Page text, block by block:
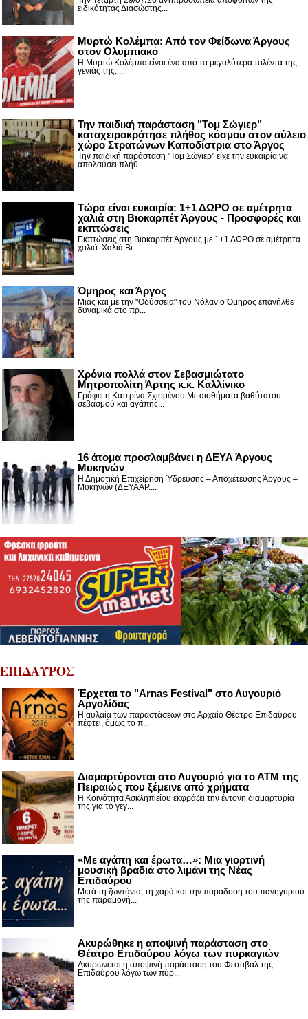
ειδικότητας Διασώστης...
Μυρτώ Κολέμπα: Από τον Φείδωνα Άργους
στον Ολυμπιακό
Η Μυρτώ Κολέμπα είναι ένα από τα μεγαλύτερα ταλέντα της
γενιάς της. ...
Την παιδική παράσταση "Τομ Σώγιερ"
καταχειροκρότησε πλήθος κόσμου στον αύλειο
χώρο Στρατώνων Καποδίστρια στο Άργος
Την παιδική παράσταση "Τομ Σώγιερ" είχε την ευκαιρία να
απολαύσει πλήθ...
Τώρα είναι ευκαιρία: 1+1 ΔΩΡΟ σε αμέτρητα
χαλιά στη Βιοκαρπέτ Άργους - Προσφορές και
εκπτώσεις
Εκπτώσεις στη Βιοκαρπέτ Άργους με 1+1 ΔΩΡΟ σε αμέτρητα
χαλιά. Χαλιά Βι...
Όμηρος και Άργος
Μιας και με την "Οδύσσεια" του Νόλαν ο Όμηρος επανήλθε
δυναμικά στο πρ...
Χρόνια πολλά στον Σεβασμιώτατο
Μητροπολίτη Άρτης κ.κ. Καλλίνικο
Γράφει η Κατερίνα Σχισμένου:Με αισθήματα βαθύτατου
σεβασμού και αγάπης...
16 άτομα προσλαμβάνει η ΔΕΥΑ Άργους
Μυκηνών
Η Δημοτική Επιχείρηση Ύδρευσης – Αποχέτευσης Άργους –
Μυκηνών (ΔΕΥΑΑΡ....
ΕΠΙΔΑΥΡΟΣ
Έρχεται το "Arnas Festival" στο Λυγουριό
Αργολίδας
Η αυλαία των παραστάσεων στο Αρχαίο Θέατρο Επιδαύρου
πέφτει, όμως το π...
Διαμαρτύρονται στο Λυγουριό για το ΑΤΜ της
Πειραιώς που ξέμεινε από χρήματα
Η Κοινότητα Ασκληπιείου εκφράζει την έντονη διαμαρτυρία
της για το γεγ...
«Με αγάπη και έρωτα…»: Μια γιορτινή
μουσική βραδιά στο λιμάνι της Νέας
Επιδαύρου
Μετά τη ζωντάνια, τη χαρά και την παράδοση του πανηγυριού
της παραμονή...
Ακυρώθηκε η αποψινή παράσταση στο
Θέατρο Επιδαύρου λόγω των πυρκαγιών
Ακυρώνεται η αποψινή παράσταση του Φεστιβάλ της
Επιδαύρου λόγω των πύρ...